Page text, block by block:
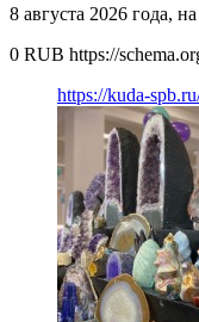
8 августа 2026 года,
0 RUB https://
https://kuda-